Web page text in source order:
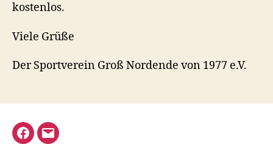
kostenlos.
Viele Grüße
Der Sportverein Groß Nordende von 1977 e.V.
Facebook
E-